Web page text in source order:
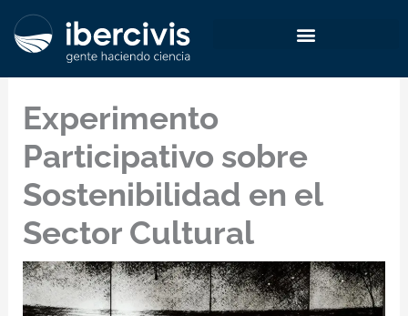
Experimento
Participativo sobre
Sostenibilidad en el
Sector Cultural